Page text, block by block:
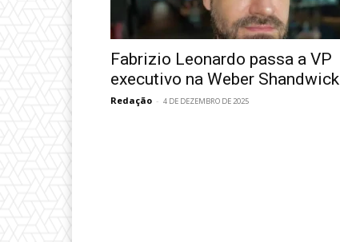
Fabrizio Leonardo passa a VP
executivo na Weber Shandwick
Redação - 4 DE DEZEMBRO DE 2025